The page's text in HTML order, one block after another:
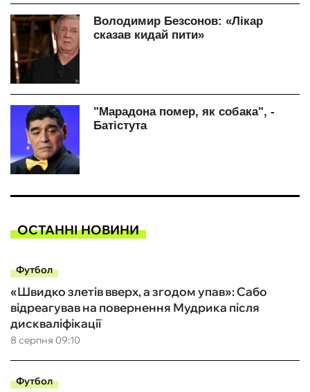
ОСТАННІ НОВИНИ
Футбол
8 серпня 09:10
«Швидко злетів вверх, а згодом упав»: Сабо
відреагував на повернення Мудрика після
дискваліфікації
Футбол